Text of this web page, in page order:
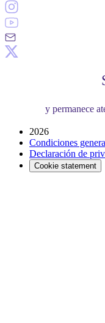
y permanece
2026
Condiciones
Declaración de
Cookie statement